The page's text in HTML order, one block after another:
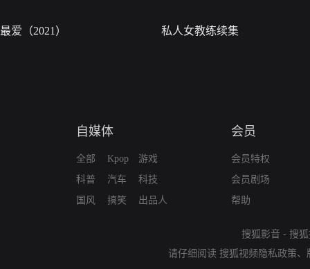
最爱（2021） 私人女教练续集
自媒体
全部
科普
国风
Kpop
汽车
搞笑
游戏
科技
出品人
会员
会员特权
会员剧场
帮助
搜狐影音 - 搜
请仔细阅读 搜狐视频隐私政策、